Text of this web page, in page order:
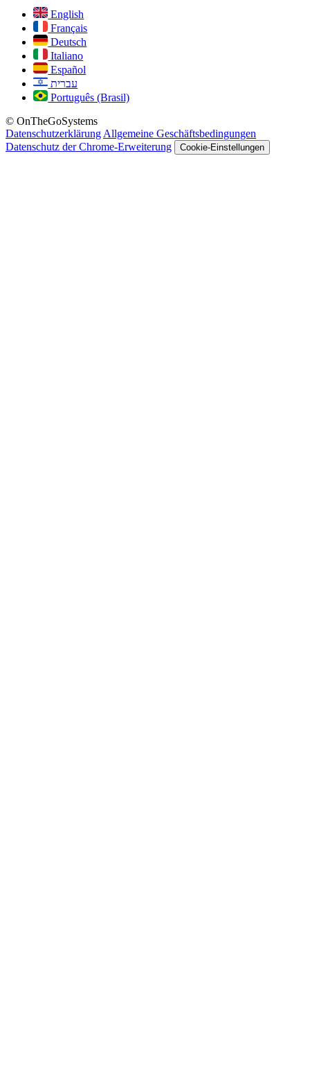
English
Français
Deutsch
Italiano
Español
עברית
Português (Brasil)
© OnTheGoSystems
Datenschutzerklärung Allgemeine Geschäftsbedingungen
Datenschutz der Chrome-Erweiterung
Cookie-Einstellungen